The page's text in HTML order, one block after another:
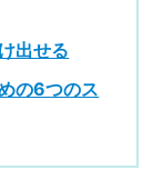
出せる
の6つのス